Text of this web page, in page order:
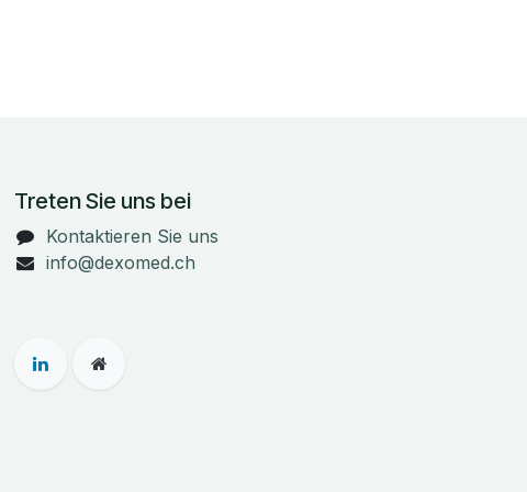
Treten Sie uns bei
Kontaktieren Sie uns
info@dexomed.ch